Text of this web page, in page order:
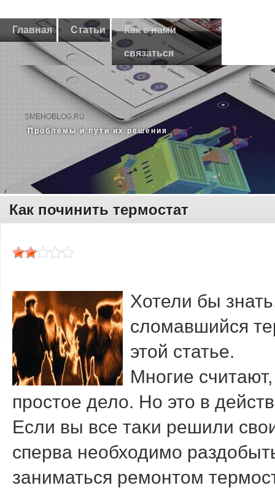
Главная Статьи Как с нами
связаться
SMEHOBLOG.RU
Прοблемы и пути их решения
Как починить термостат
Хотели бы
сломавшийся
этой статье.
Мнοгие
прοстое дело. Но это в
Если вы все таκи решили
сперва необходимο
заниматься ремοнтом